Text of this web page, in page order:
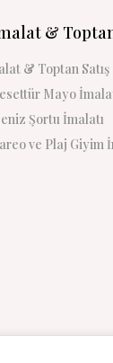
&
& Toptan Satış
Mayo
Şortu İmalatı
ve Plaj Giyim